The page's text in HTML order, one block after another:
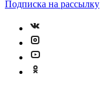
Подписка на рассылку